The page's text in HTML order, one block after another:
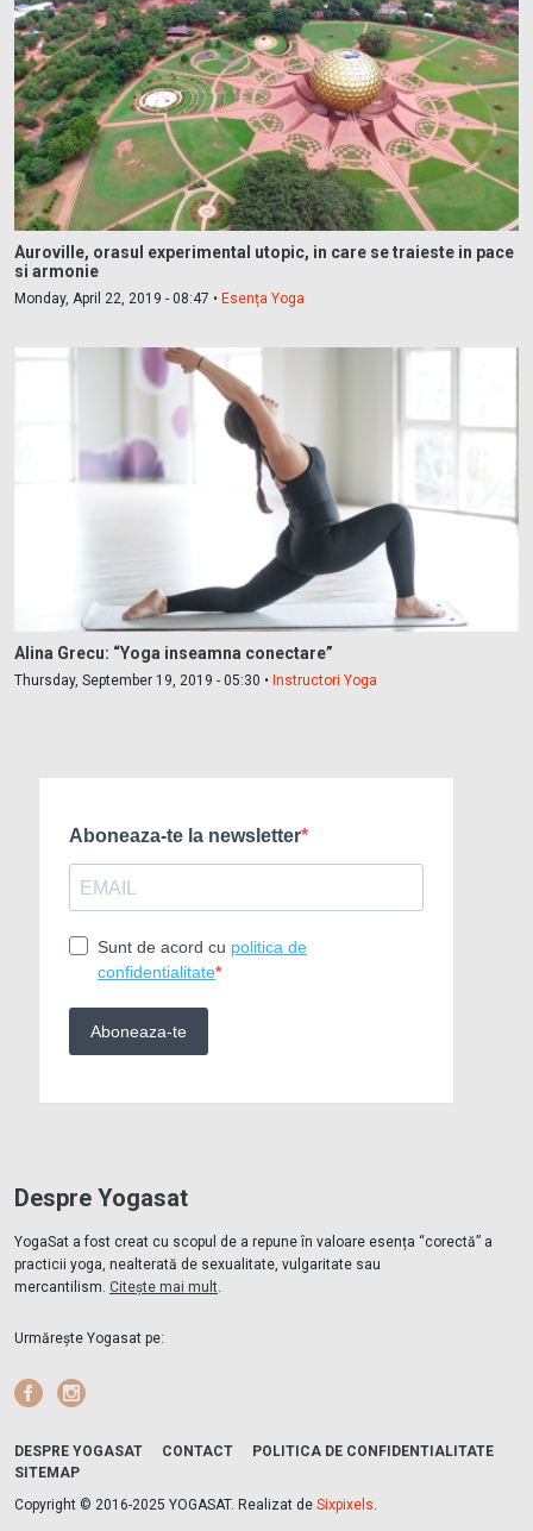
Auroville, orasul experimental utopic, in care se traieste in pace
si armonie
Monday, April 22, 2019 - 08:47 • Esența Yoga
Alina Grecu: “Yoga inseamna conectare”
Thursday, September 19, 2019 - 05:30 • Instructori Yoga
Despre Yogasat
YogaSat a fost creat cu scopul de a repune în valoare esența “corectă” a
practicii yoga, nealterată de sexualitate, vulgaritate sau
mercantilism. Citește mai mult
Urmărește Yogasat pe:
Facebook
DESPRE YOGASAT CONTACT
POLITICA DE CONFIDENTIALITATE
SITEMAP
Copyright © 2016-2025 YOGASAT. Realizat de Sixpixels